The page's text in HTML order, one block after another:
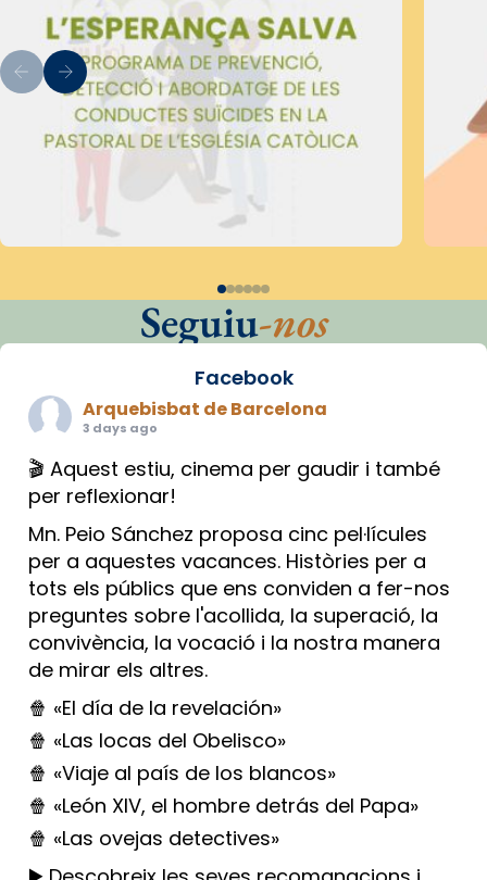
Seguiu-nos
Facebook
Arquebisbat de Barcelona
3 days ago
🎬 Aquest estiu, cinema per gaudir i també
per reflexionar!
Mn. Peio Sánchez proposa cinc pel·lícules
per a aquestes vacances. Històries per a
tots els públics que ens conviden a fer-nos
preguntes sobre l'acollida, la superació, la
convivència, la vocació i la nostra manera
de mirar els altres.
🍿 «El día de la revelación»
🍿 «Las locas del Obelisco»
🍿 «Viaje al país de los blancos»
🍿 «León XIV, el hombre detrás del Papa»
🍿 «Las ovejas detectives»